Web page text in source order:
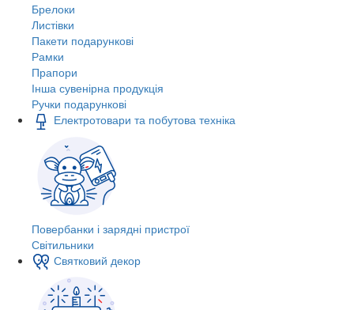
Брелоки
Листівки
Пакети подарункові
Рамки
Прапори
Інша сувенірна продукція
Ручки подарункові
Електротовари та побутова техніка
Повербанки і зарядні пристрої
Світильники
Святковий декор